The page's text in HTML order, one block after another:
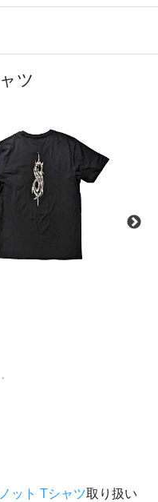
ツ
ット Tシャツ取り扱い